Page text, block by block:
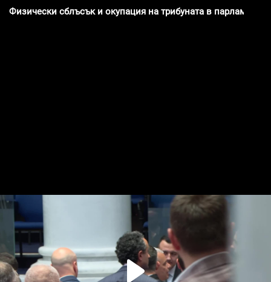
Физически сблъсък и окупация на трибуната в парламента